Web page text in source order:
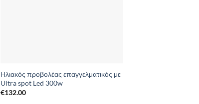
Ηλιακός προβολέας επαγγελματικός με
Ultra spot Led 300w
€132.00